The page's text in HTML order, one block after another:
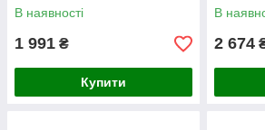
В наявності
1 991 ₴
Купити
В
2 674